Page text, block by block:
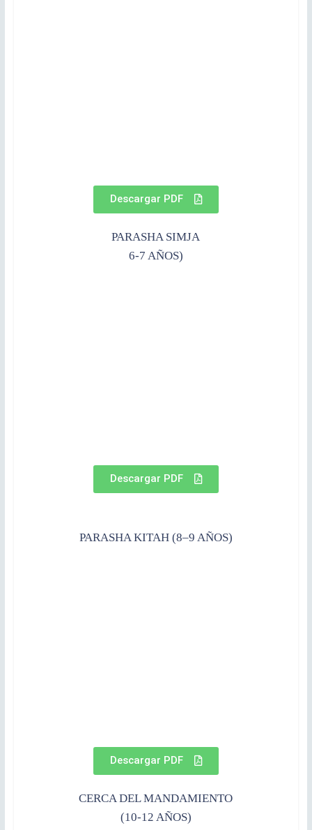
Descargar PDF
PARASHA SIMJA
6-7 AÑOS)
Descargar PDF
PARASHA KITAH (8–9 AÑOS)
Descargar PDF
CERCA DEL MANDAMIENTO
(10-12 AÑOS)